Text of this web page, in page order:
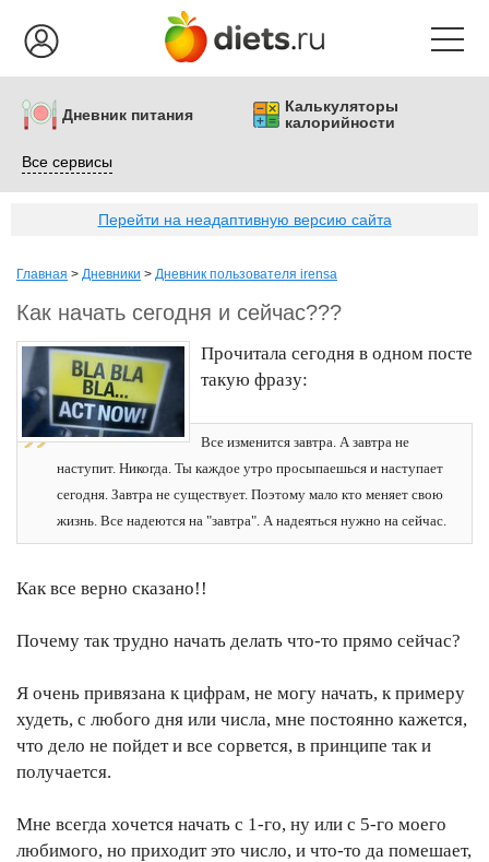
Дневник питания
Калькуляторы
калорийности
Все сервисы
Перейти на неадаптивную версию сайта
Главная > Дневники > Дневник пользователя irensa
Как начать сегодня и сейчас???
Прочитала сегодня в одном посте
такую фразу:
Все изменится завтра. А завтра не
наступит. Никогда. Ты каждое утро просыпаешься и наступает
сегодня. Завтра не существует. Поэтому мало кто меняет свою
жизнь. Все надеются на "завтра". А надеяться нужно на сейчас.
Как все верно сказано!!
Почему так трудно начать делать что-то прямо сейчас?
Я очень привязана к цифрам, не могу начать, к примеру
худеть, с любого дня или числа, мне постоянно кажется,
что дело не пойдет и все сорвется, в принципе так и
получается.
Мне всегда хочется начать с 1-го, ну или с 5-го моего
любимого, но приходит это число, и что-то да помешает,